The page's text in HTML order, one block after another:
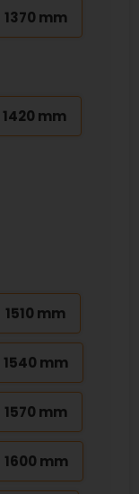
1370 mm
1420 mm
1510 mm
1540 mm
1570 mm
1600 mm